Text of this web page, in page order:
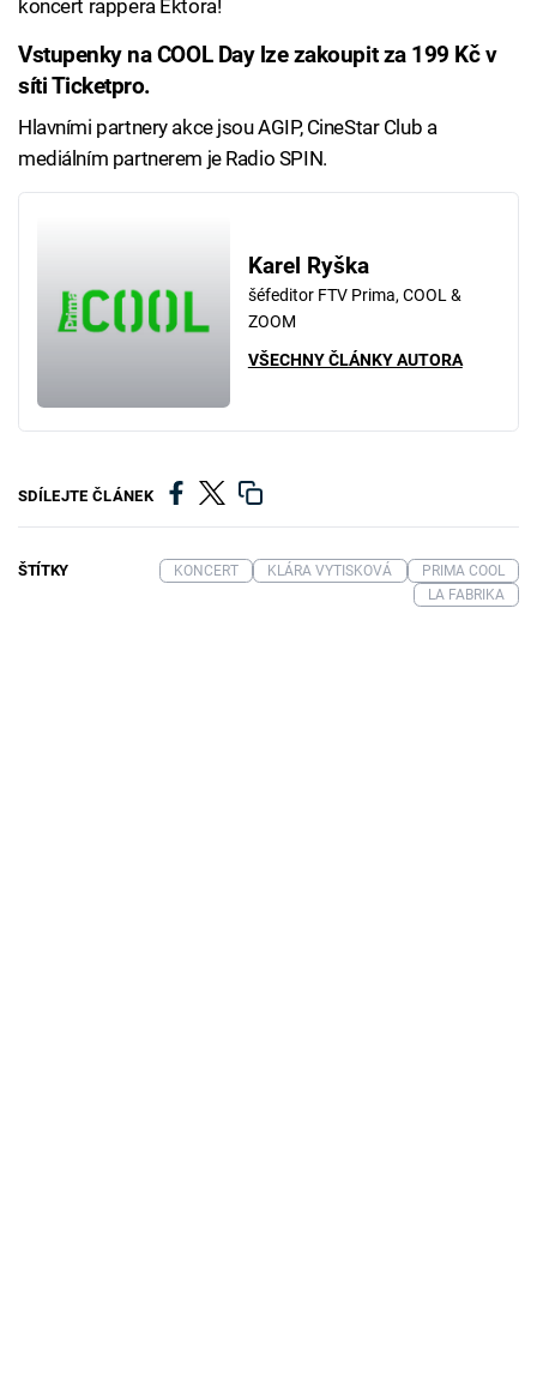
koncert rappera Ektora!
Vstupenky na COOL Day lze zakoupit za 199 Kč v
síti Ticketpro.
Hlavními partnery akce jsou AGIP, CineStar Club a
mediálním partnerem je Radio SPIN.
Karel Ryška
šéfeditor FTV Prima, COOL &
ZOOM
VŠECHNY ČLÁNKY AUTORA
SDÍLEJTE ČLÁNEK
ŠTÍTKY KONCERT KLÁRA VYTISKOVÁ
PRIMA COOL
LA FABRIKA